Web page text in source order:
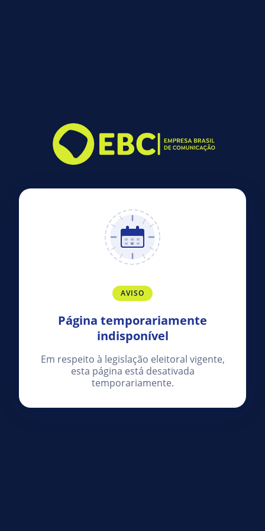
AVISO
Página temporariamente
indisponível
Em respeito à legislação eleitoral vigente,
esta página está desativada
temporariamente.